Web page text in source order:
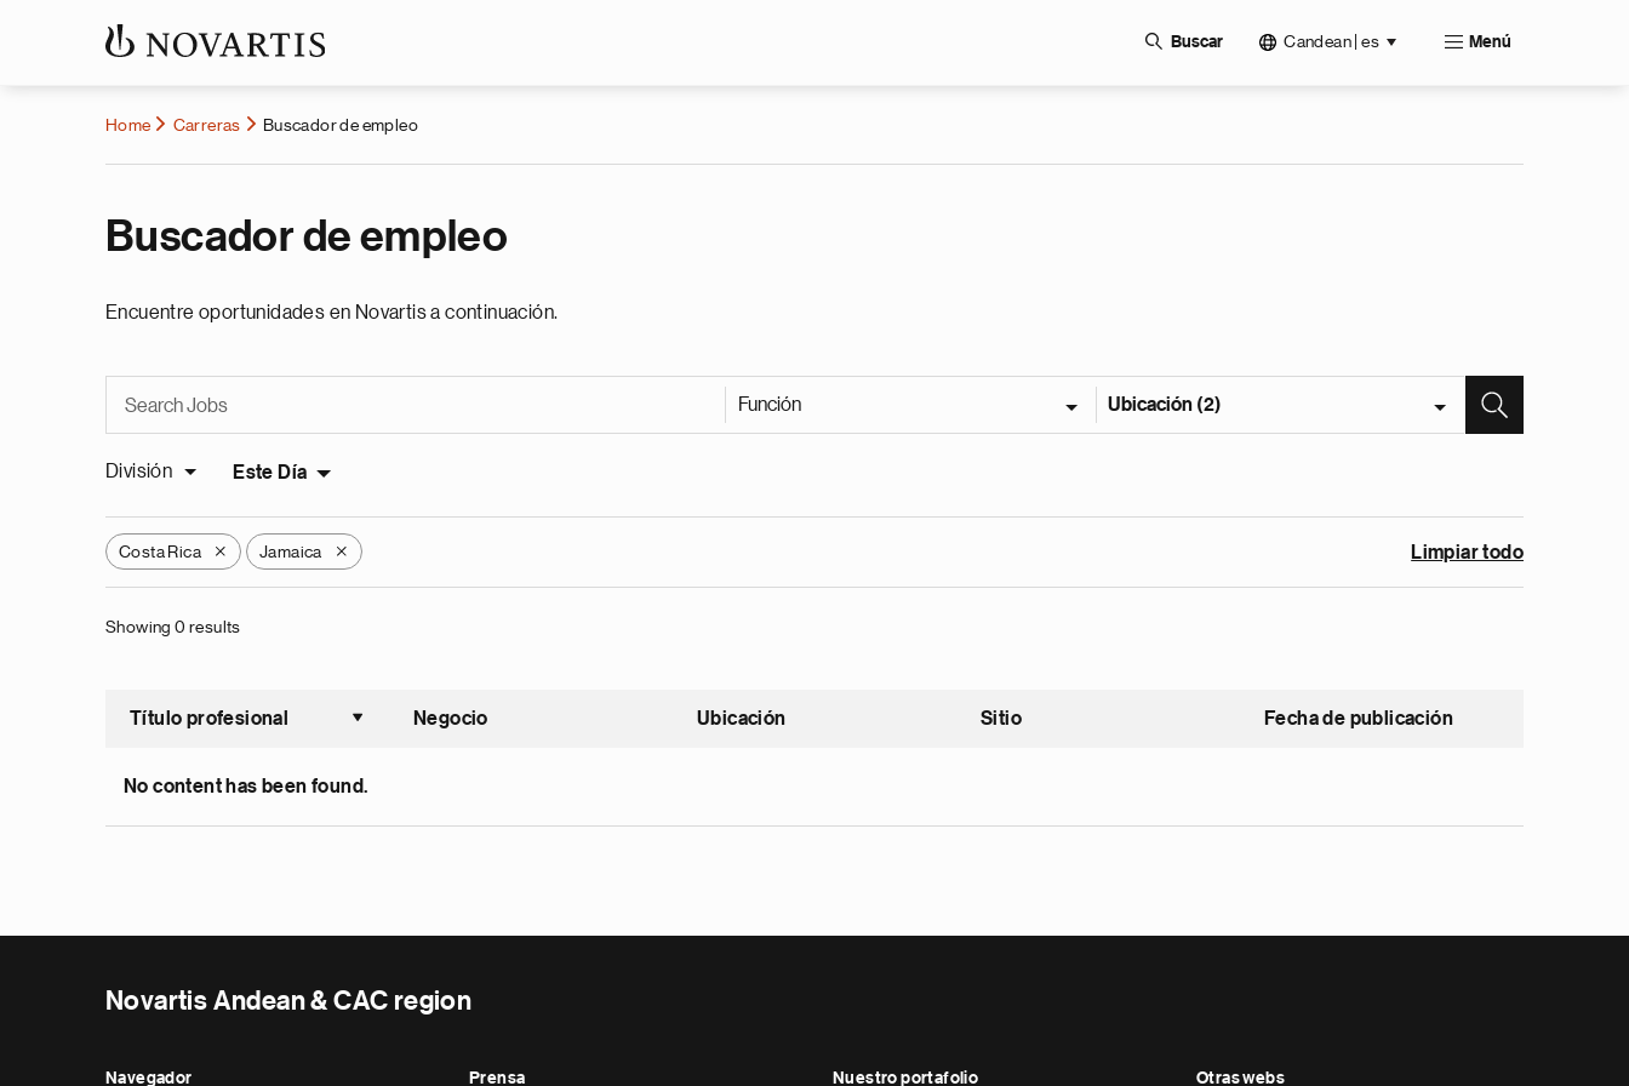
Buscar Candean | es Menú
Home Carreras Buscador de empleo
Buscador de empleo
Encuentre oportunidades en Novartis a continuación.
Función Ubicación (2)
División Este Día
Costa Rica X Jamaica X Limpiar todo
Showing 0 results
Título profesional
Ordenar ascendente
Negocio Ubicación Sitio Fecha de publicación
No content has been found.
Novartis Andean & CAC region
Navegador Prensa Nuestro portafolio Otras webs